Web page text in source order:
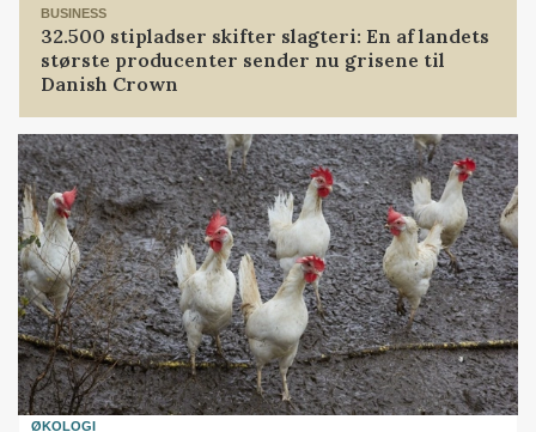
BUSINESS
32.500 stipladser skifter slagteri: En af landets
største producenter sender nu grisene til
Danish Crown
ØKOLOGI